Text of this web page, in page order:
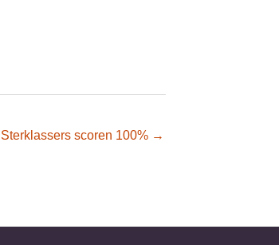
Sterklassers scoren 100% →